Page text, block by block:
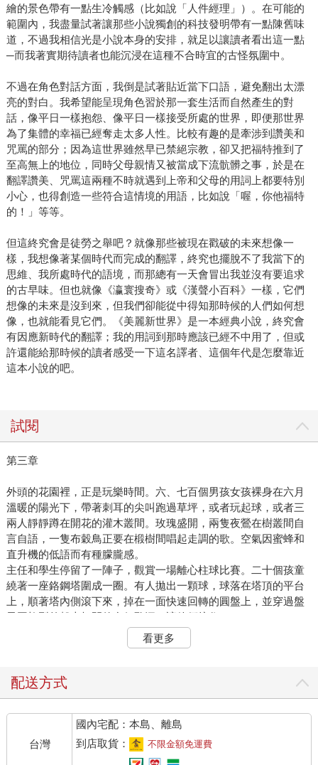
繪的景色帶有一點生冷觸感（比如說「人件經理」）。在可能的
範圍內，我盡量試著讓那些小說獨創的科技發明帶有一點陳舊味
道，不過我相信光是小說本身的安排，就足以讓讀者看出這一點
─而我著實期待讀者也能沉浸在這種不合時宜的古怪氛圍中。
不過在角色對話方面，我倒是試著貼近當下口語，避免翻出太漂
亮的對白。我希望能呈現角色習於那一套生活而自然產生的對
話，像平日一樣抱怨、像平日一樣接受所處的世界，即便那世界
為了集體的幸福已經奪走太多人性。比較有趣的是牽涉到讚美和
咒罵的部分；因為這世界雖然早已禁絕宗教，卻又把福特推到了
至高無上的地位，同時父母親情又被當成下流骯髒之事，於是在
翻譯讚美、咒罵這兩種不時就遇到上帝和父母的用詞上都要特別
小心，也得創造一些符合這情境的用語，比如說「喔，你他福特
的！」等等。
但這終究會是徒勞之舉吧？就像那些被現在戳破的未來想像一
樣，我想像著某個時代而完成的翻譯，終究也擺脫不了我當下的
思維、我所處時代的語境，而那總有一天會冒出我並沒有要追求
的古早味。但也就像《瀛寰搜奇》或《漢聲小百科》一樣，它們
想像的未來是沒到來，但我們卻能從中得知那時候的人們如何想
像，也就能看見它們。《美麗新世界》是一本經典小說，終究會
有因應新時代的翻譯；我的用詞到那時應該已經不中用了，但或
許還能給那時候的讀者感受一下這名譯者、這個年代是怎麼靠近
這本小說的吧。
試閱
第三章
外頭的花園裡，正是玩樂時間。六、七百個男孩女孩裸身在六月
溫暖的陽光下，帶著刺耳的尖叫跑過草坪，或者玩起球，或者三
兩人靜靜蹲在開花的灌木叢間。玫瑰盛開，兩隻夜鶯在樹叢間自
言自語，一隻布穀鳥正要在椴樹間唱起走調的歌。空氣因蜜蜂和
直升機的低語而有種朦朧感。
主任和學生停留了一陣子，觀賞一場離心柱球比賽。二十個孩童
繞著一座鉻鋼塔圍成一圈。有人拋出一顆球，球落在塔頂的平台
上，順著塔內側滾下來，掉在一面快速回轉的圓盤上，並穿過盤
子圓柱型外殼上打開的多個孔洞，讓他們接住。
他們轉身離開時，主任思考著說：「想也奇怪，即便吾主福特在
世時，大部分競賽所需要的工具，也還不過就是一、兩顆球和幾
會增加消費的競賽，想想還真是愚蠢啊。真是瘋了。現在，新競
量，控制者們是不會放行的。」講到這，他自己停了下來。
「真可愛的一群小娃娃呀。」他指著說。
在那些高聳的地中海石南叢間有塊長滿草的小小空地，兩個小
孩，一個約莫七歲的男孩和一個可能大他一歲的女孩，正十分嚴
看更多
配送方式
台灣
國內宅配：本島、離島
到店取貨：
不限金額免運費